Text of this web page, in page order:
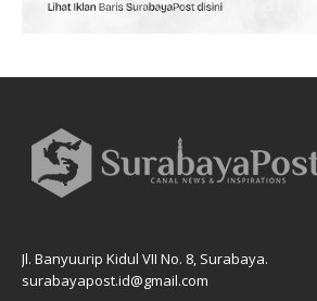
Jl. Banyuurip Kidul VII No. 8, Surabaya.
surabayapost.id@gmail.com